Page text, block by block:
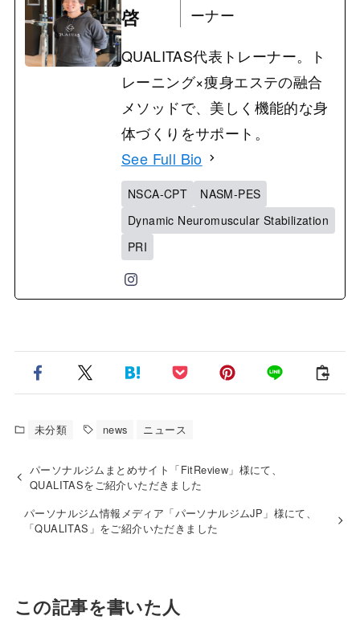
啓
ーナー
QUALITAS代表トレーナー。ト
レーニング×痩身エステの融合
メソッドで、美しく機能的な身
体づくりをサポート。
See Full Bio
NSCA-CPT
NASM-PES
Dynamic Neuromuscular Stabilization
PRI
未分類 news ニュース
パーソナルジムまとめサイト「FitReview」様にて、
QUALITASをご紹介いただきました
パーソナルジム情報メディア「パーソナルジムJP」様にて、
「QUALITAS」をご紹介いただきました
この記事を書いた人